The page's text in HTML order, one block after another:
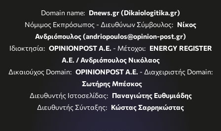
Domain name: Dnews.gr (Dikaiologitika.gr)
Νόμιμος Εκπρόσωπος - Διευθύνων Σύμβουλος: Νίκος
Ανδριόπουλος (andriopoulos@opinion-post.gr)
Ιδιοκτησία: OPINIONPOST A.E. - Μέτοχοι: ENERGY REGISTER
Α.Ε. / Ανδριόπουλος Νικόλαος
Δικαιούχος Domain: OPINIONPOST A.E. - Διαχειριστής Domain:
Σωτήρης Μπέσκος
Διευθυντής Ιστοσελίδας: Παναγιώτης Ευθυμιάδης
Διευθυντής Σύνταξης: Κώστας Σαρρηκώστας